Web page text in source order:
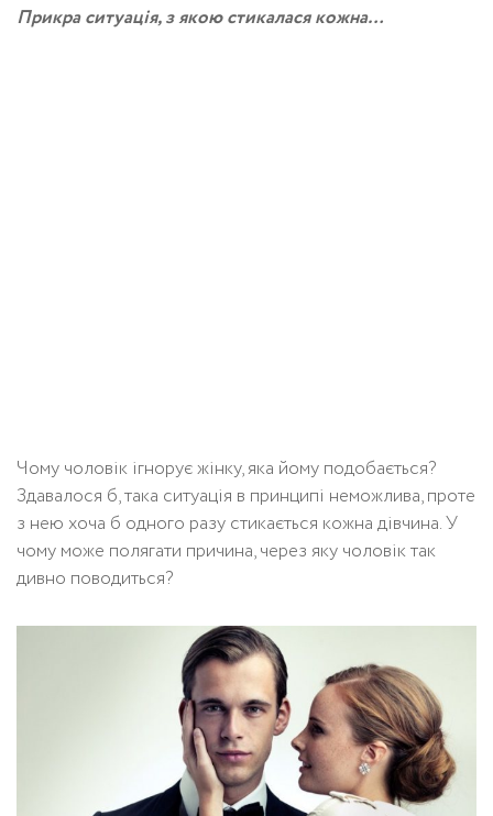
Прикра ситуація, з якою стикалася кожна…
Чому чоловік ігнорує жінку, яка йому подобається?
Здавалося б, така ситуація в принципі неможлива, проте
з нею хоча б одного разу стикається кожна дівчина. У
чому може полягати причина, через яку чоловік так
дивно поводиться?